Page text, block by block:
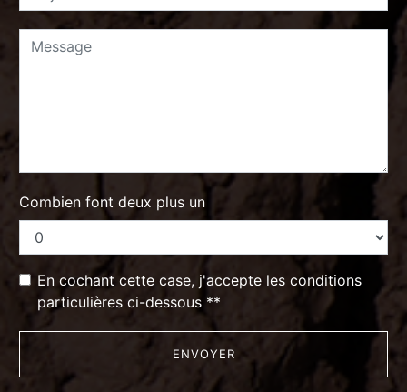
Combien font deux plus un
En cochant cette case, j'accepte les conditions
particulières ci-dessous **
ENVOYER